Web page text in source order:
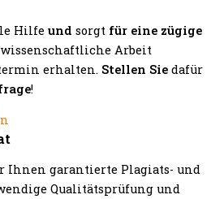
Hilfe und sorgt für eine zügige
Arbeit
erhalten. Stellen Sie dafür
!
Ihnen garantierte Plagiats- und
Qualitätsprüfung und